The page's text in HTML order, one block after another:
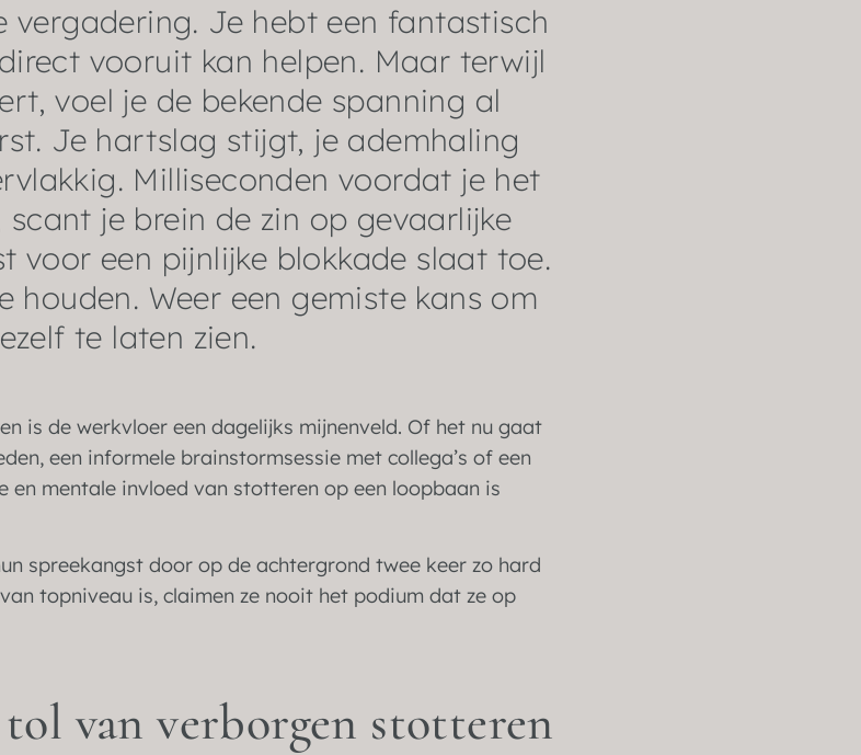
vergadering. Je hebt een fantastisch
vooruit kan helpen. Maar terwijl
voel je de bekende spanning al
Je hartslag stijgt, je ademhaling
Milliseconden voordat je het
je brein de zin op gevaarlijke
voor een pijnlijke blokkade slaat toe.
houden. Weer een gemiste kans om
te laten zien.
is de werkvloer een dagelijks mijnenveld. Of het nu gaat
een informele brainstormsessie met collega’s of een
en mentale invloed van stotteren op een loopbaan is
spreekangst door op de achtergrond twee keer zo hard
topniveau is, claimen ze nooit het podium dat ze op
van verborgen stotteren